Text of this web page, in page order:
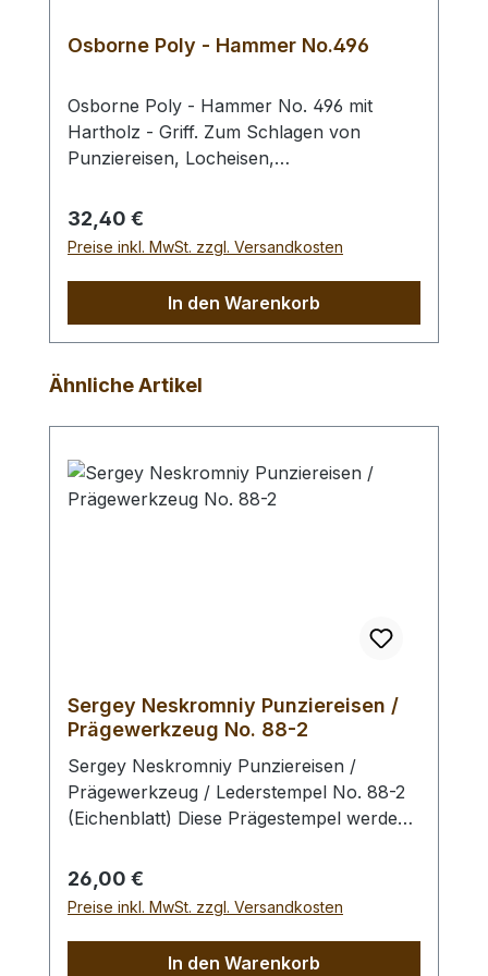
Osborne Poly - Hammer No.496
Osborne Poly - Hammer No. 496 mit
Hartholz - Griff. Zum Schlagen von
Punziereisen, Locheisen,
Schlagfläche. Wenig Rückschlag durch
schlagabsorbierenden Poly -
Hammerkopf. 240 gr Gesamtgewicht /
Regulärer Preis:
32,40 €
Preise inkl. MwSt. zzgl. Versandkosten
In den Warenkorb
Produktgalerie überspringen
Ähnliche Artikel
Sergey Neskromniy Punziereisen /
Prägewerkzeug No. 88-2
Sergey Neskromniy Punziereisen /
Prägewerkzeug / Lederstempel No. 88-2
(Eichenblatt) Diese Prägestempel werden
Messing und Werkzeugstahl hergestellt.
Der außergewöhnliche Detailgrad und die
saubere Ausarbeitung der Stempel
Regulärer Preis:
26,00 €
Preise inkl. MwSt. zzgl. Versandkosten
In den Warenkorb